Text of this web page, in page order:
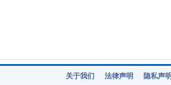
关于我们 法律声明 隐私声